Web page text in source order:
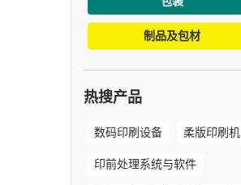
制品及包材
热搜产品
数码印刷设备 柔版印刷机
印前处理系统与软件